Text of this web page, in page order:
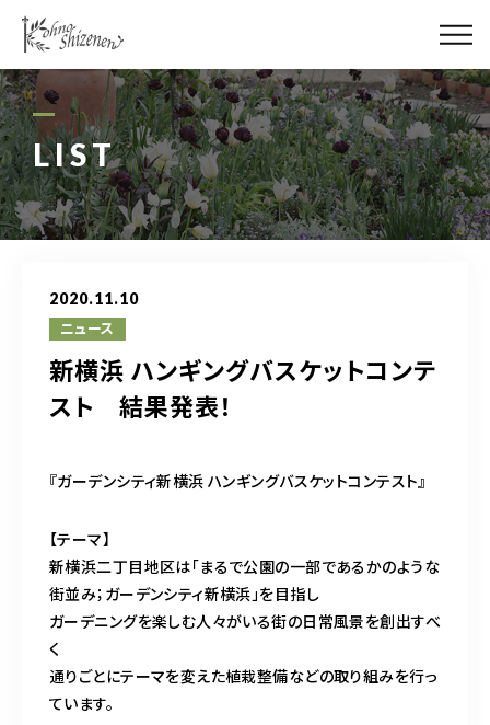
LIST
2020.11.10
ニュース
新横浜 ハンギングバスケットコンテ
スト 結果発表！
『ガーデンシティ新横浜 ハンギングバスケットコンテスト』
【テーマ】
新横浜二丁目地区は「まるで公園の一部であるかのような
街並み；ガーデンシティ新横浜」を目指し
ガーデニングを楽しむ人々がいる街の日常風景を創出すべ
く
通りごとにテーマを変えた植栽整備などの取り組みを行っ
ています。
メディア
街の緑化
造園施工
ネットショップ
070-5587-2973
10：00～16：00